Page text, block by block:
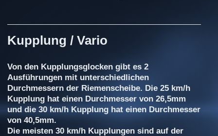
Kupplung / Vario
Von den Kupplungsglocken gibt es 2
Ausführungen mit unterschiedlichen
Durchmessern der Riemenscheibe. Die 25 km/h
Kupplung hat einen Durchmesser von 26,5mm
und die 30 km/h Kupplung hat einen Durchmesser
von 40,5mm.
Die meisten 30 km/h Kupplungen sind auf der